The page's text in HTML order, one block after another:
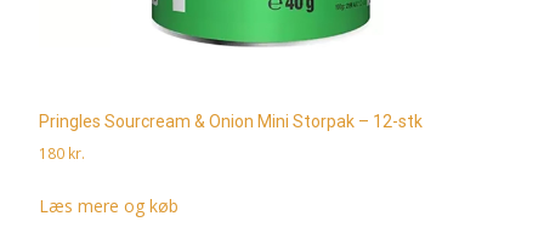
Pringles Sourcream & Onion Mini Storpak – 12-stk
180 kr.
Læs mere og køb